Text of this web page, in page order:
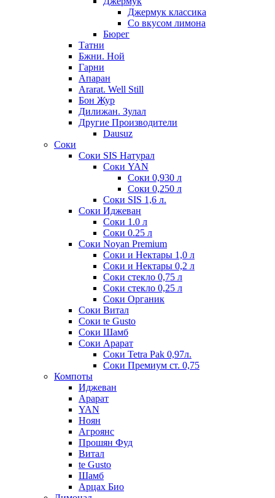
Джермук классика
Со вкусом лимона
Бюрег
Татни
Бжни. Ной
Гарни
Апаран
Ararat. Well Still
Бон Жур
Дилижан. Зулал
Другие Производители
Dausuz
Соки
Соки SIS Натурал
Соки YAN
Соки 0,930 л
Соки 0,250 л
Соки SIS 1,6 л.
Соки Иджеван
Соки 1.0 л
Соки 0.25 л
Соки Noyan Premium
Соки и Нектары 1,0 л
Соки и Нектары 0,2 л
Соки стекло 0,75 л
Соки стекло 0,25 л
Соки Органик
Соки Витал
Соки te Gusto
Соки Шамб
Соки Арарат
Соки Tetra Pak 0,97л.
Соки Премиум ст. 0,75
Компоты
Иджеван
Арарат
YAN
Ноян
Агроянс
Прошян Фуд
Витал
te Gusto
Шамб
Арцах Био